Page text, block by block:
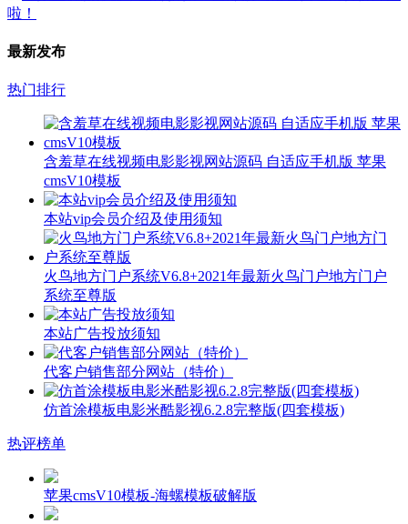
最新发布
热门排行
含羞草在线视频电影影视网站源码 自适应手机版 苹果
cmsV10模板
本站vip会员介绍及使用须知
火鸟地方门户系统V6.8+2021年最新火鸟门户地方门户
系统至尊版
本站广告投放须知
代客户销售部分网站（特价）
仿首涂模板电影米酷影视6.2.8完整版(四套模板)
热评榜单
苹果cmsV10模板-海螺模板破解版